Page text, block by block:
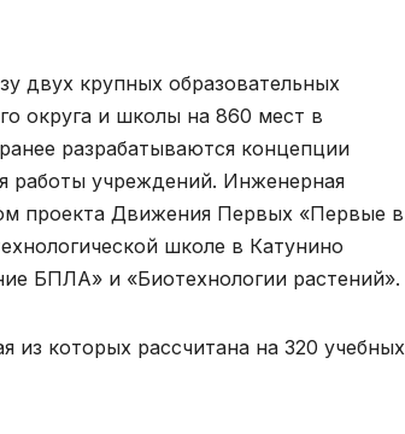
двух крупных образовательных
округа и школы на 860 мест в
разрабатываются концепции
работы учреждений. Инженерная
проекта Движения Первых «Первые в
школе в Катунино
БПЛА» и «Биотехнологии растений».
из которых рассчитана на 320 учебных